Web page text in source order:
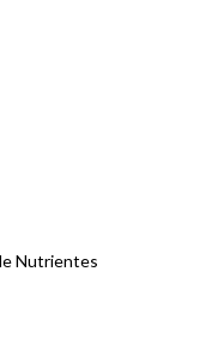
Nutrientes